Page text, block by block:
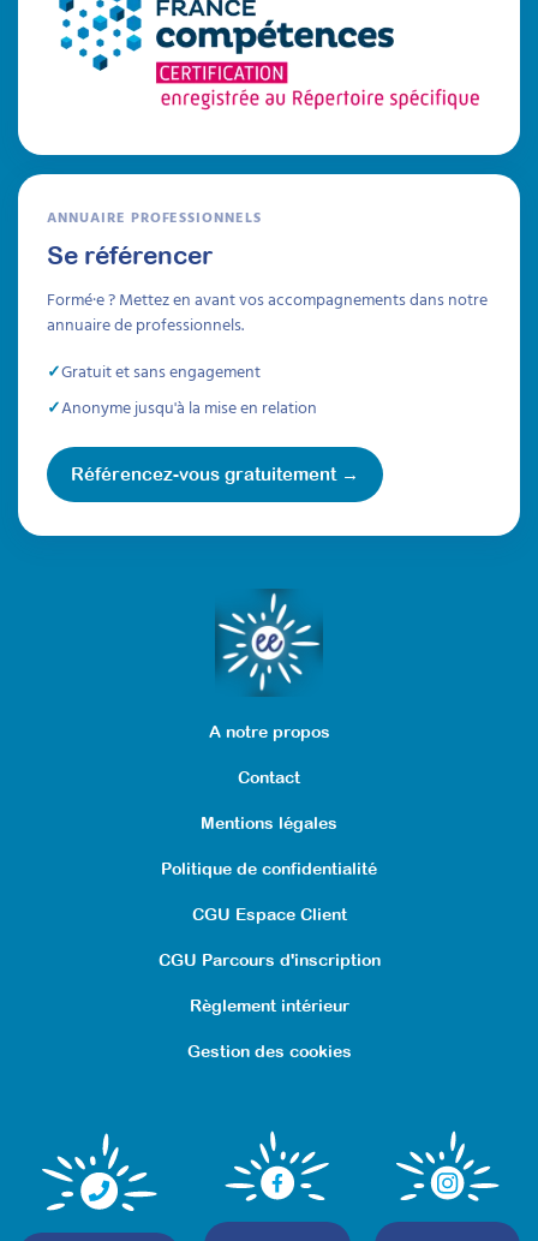
ANNUAIRE PROFESSIONNELS
Se référencer
Formé·e ? Mettez en avant vos accompagnements dans notre
annuaire de professionnels.
Gratuit et sans engagement
Anonyme jusqu'à la mise en relation
Référencez-vous gratuitement →
A notre propos
Contact
Mentions légales
Politique de confidentialité
CGU Espace Client
CGU Parcours d'inscription
Règlement intérieur
Gestion des cookies